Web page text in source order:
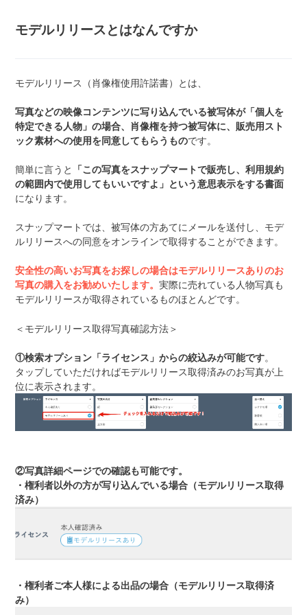
モデルリリースとはなんですか
モデルリリース（肖像権使用許諾書）とは、
写真などの映像コンテンツに写り込んでいる被写体が「個人を
特定できる人物」の場合、肖像権を持つ被写体に、販売用スト
ック素材への使用を同意してもらうものです。
簡単に言うと
「この写真をスナップマートで販売し、利用規約
の範囲内で使用してもいいですよ」という意思表示をする書面
になります。
スナップマートでは、被写体の方あてにメールを送付し、モデ
ルリリースへの同意をオンラインで取得することができます。
安全性の高いお写真をお探しの場合はモデルリリースありのお
写真の購入をお勧めいたします。実際に売れている人物写真も
モデルリリースが取得されているものほとんどです。
＜モデルリリース取得写真確認方法＞
①検索オプション「ライセンス」からの絞込みが可能です。
タップしていただければモデルリリース取得済みのお写真が上
位に表示されます。
②写真詳細ページでの確認も可能です。
・権利者以外の方が写り込んでいる場合（モデルリリース取得
済み）
・権利者ご本人様による出品の場合（モデルリリース取得済
み）